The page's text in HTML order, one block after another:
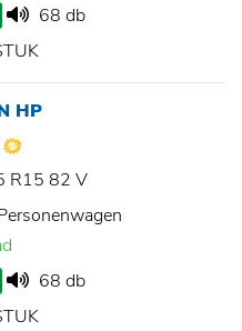
68 db
HP
R15 82 V
68 db